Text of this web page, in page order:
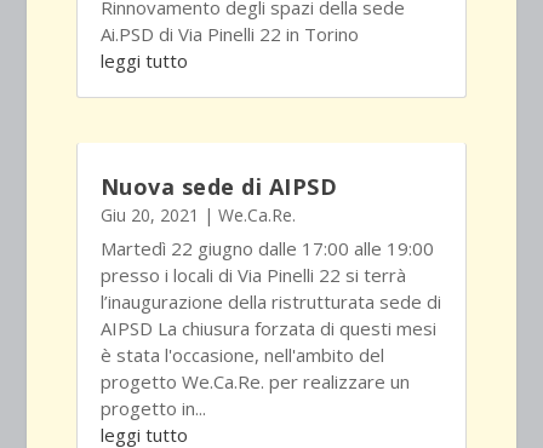
Rinnovamento degli spazi della sede
Ai.PSD di Via Pinelli 22 in Torino
leggi tutto
Nuova sede di AIPSD
Giu 20, 2021 | We.Ca.Re.
Martedì 22 giugno dalle 17:00 alle 19:00
presso i locali di Via Pinelli 22 si terrà
l’inaugurazione della ristrutturata sede di
AIPSD La chiusura forzata di questi mesi
è stata l'occasione, nell'ambito del
progetto We.Ca.Re. per realizzare un
progetto in...
leggi tutto